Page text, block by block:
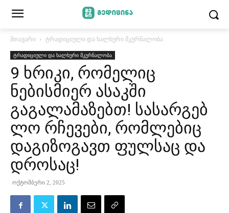
მთავარი ტრადიციული და ხალხური მკურნალობა
ტრადიციული და ხალხური მკურნალობა
9 ხრიკი, რომელიც
ნებისმიერ ასაკში
გაგალამაზებთ! სასარგებ
ლო რჩევები, რომლებიც
დაგიზოგავთ ფულსაც და
დროსაც!
ოქტომბერი 2, 2025